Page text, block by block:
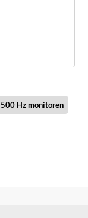
500 Hz monitoren